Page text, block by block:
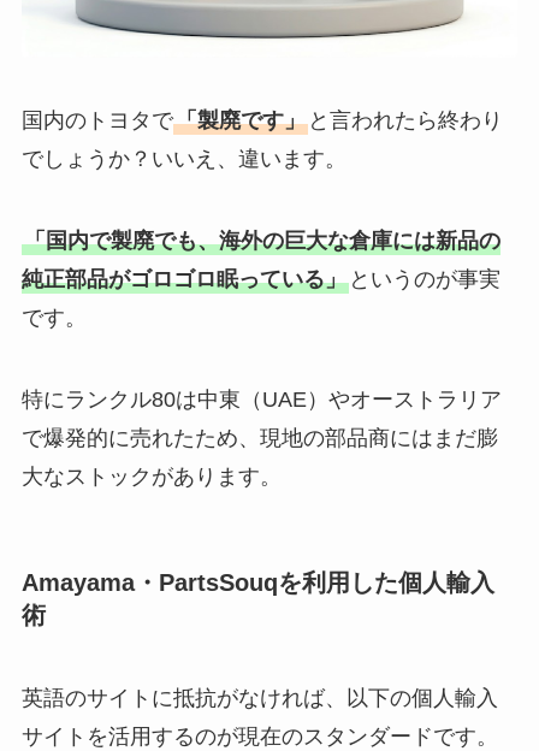
国内のトヨタで「製廃です」と言われたら終わり
でしょうか？いいえ、違います。
「国内で製廃でも、海外の巨大な倉庫には新品の
純正部品がゴロゴロ眠っている」というのが事実
です。
特にランクル80は中東（UAE）やオーストラリア
で爆発的に売れたため、現地の部品商にはまだ膨
大なストックがあります。
Amayama・PartsSouqを利用した個人輸入
術
英語のサイトに抵抗がなければ、以下の個人輸入
サイトを活用するのが現在のスタンダードです。